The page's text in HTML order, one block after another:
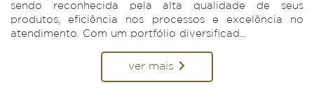
sendo reconhecida pela alta qualidade de seus
produtos, eficiência nos processos e excelência no
atendimento. Com um portfólio diversificad...
ver mais